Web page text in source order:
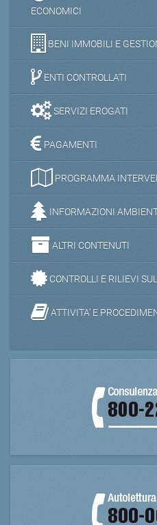
ECONOMICI
BENI IMMOBILI E
ENTI CONTROLLATI
SERVIZI EROGATI
PAGAMENTI
PROGRAMMA
INFORMAZIONI
ALTRI CONTENUTI
CONTROLLI E RILIEVI
ATTIVITA' E